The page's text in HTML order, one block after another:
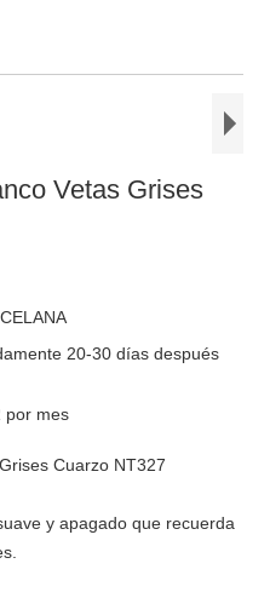
Vetas Grises
20-30 días después
por mes
Cuarzo NT327
y apagado que recuerda